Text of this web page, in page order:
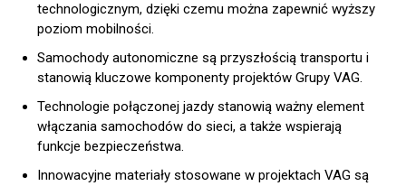
technologicznym, dzięki czemu można zapewnić wyższy
poziom mobilności.
Samochody autonomiczne są przyszłością transportu i
stanowią kluczowe komponenty projektów Grupy VAG.
Technologie połączonej jazdy stanowią ważny element
włączania samochodów do sieci, a także wspierają
funkcje bezpieczeństwa.
Innowacyjne materiały stosowane w projektach VAG są